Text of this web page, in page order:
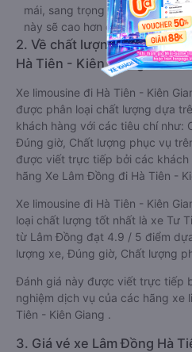
mái, sang trọng và tiện nghi.
này sẽ cao hơn các loại khác.
2. Về chất lượng, review,
Hà Tiên - Kiên Giang
Xe limousine đi Hà Tiên - Kiên
được phân loại chất lượng dựa
khách hàng với các tiêu chí như:
Đúng giờ, Chất lượng phục vụ
được viết trực tiếp bởi các khách
hãng Xe Lâm Đồng đi Hà Tiên -
Xe limousine đi Hà Tiên - Kiên
loại chất lượng tốt nhất là xe Tư
từ Lâm Đồng đạt 4.9 / 5 điểm
lượng xe, Đúng giờ, Chất lượng
Đánh giá này được viết trực tiếp
nghiệm dịch vụ của các hãng xe
Tiên - Kiên Giang .
3. Giá vé xe Lâm Đồng Hà